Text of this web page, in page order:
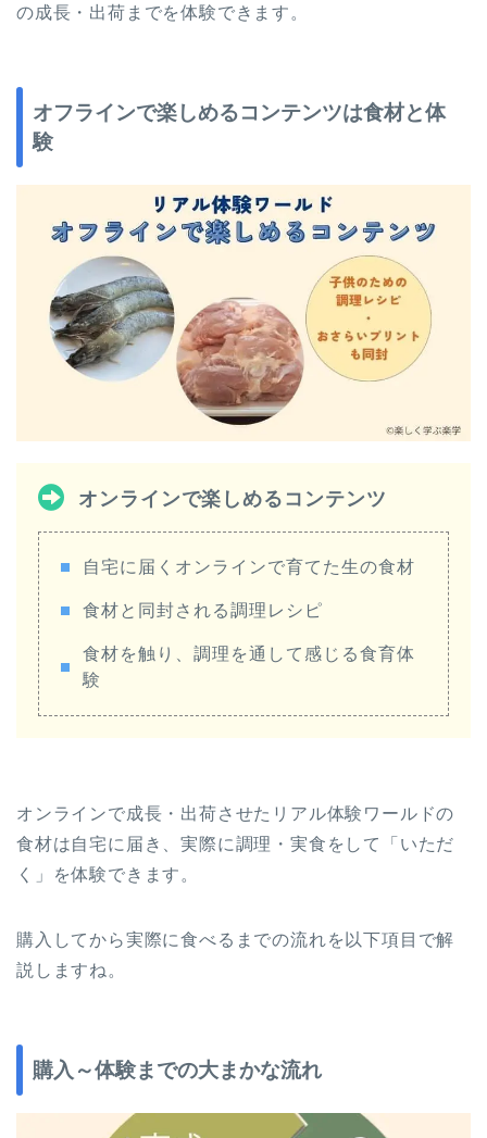
の成長・出荷までを体験できます。
オフラインで楽しめるコンテンツは食材と体
験
オンラインで楽しめるコンテンツ
自宅に届くオンラインで育てた生の食材
食材と同封される調理レシピ
食材を触り、調理を通して感じる食育体
験
オンラインで成長・出荷させたリアル体験ワールドの
食材は自宅に届き、実際に調理・実食をして「いただ
く」を体験できます。
購入してから実際に食べるまでの流れを以下項目で解
説しますね。
購入～体験までの大まかな流れ